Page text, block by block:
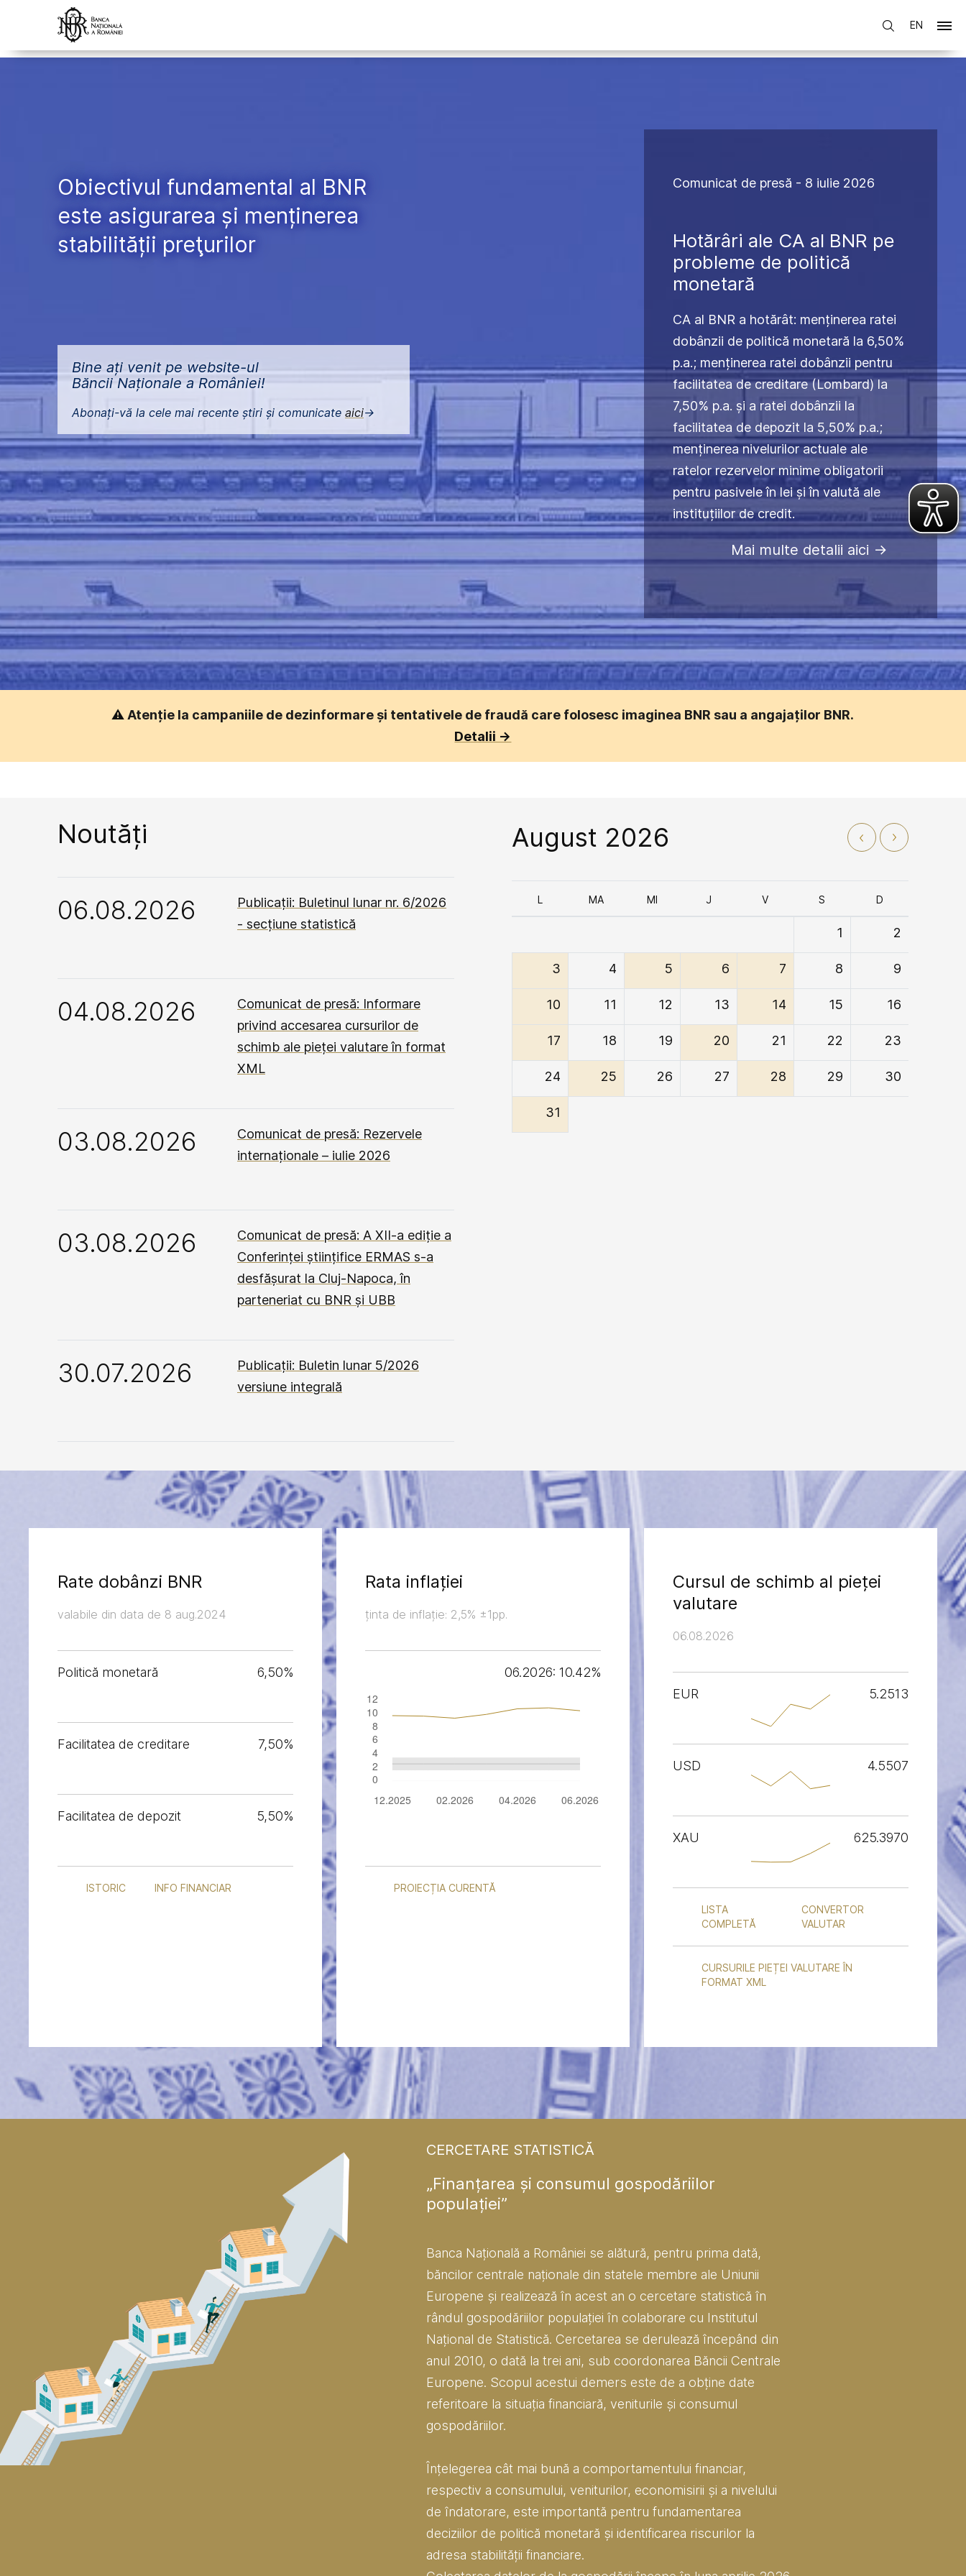
EN
Obiectivul fundamental al BNR
este asigurarea și menținerea
stabilității preţurilor
Bine ați venit pe website-ul
Băncii Naționale a României!
Abonați-vă la cele mai recente știri și comunicate aici->
Comunicat de presă - 8 iulie 2026
Hotărâri ale CA al BNR pe
probleme de politică
monetară
CA al BNR a hotărât: menținerea ratei
dobânzii de politică monetară la 6,50%
p.a.; menținerea ratei dobânzii pentru
facilitatea de creditare (Lombard) la
7,50% p.a. și a ratei dobânzii la
facilitatea de depozit la 5,50% p.a.;
menținerea nivelurilor actuale ale
ratelor rezervelor minime obligatorii
pentru pasivele în lei și în valută ale
instituțiilor de credit.
Mai multe detalii aici ->
⚠️ Atenție la campaniile de dezinformare și tentativele de fraudă care folosesc imaginea BNR sau a angajaților BNR.
Detalii ->
Noutăți
06.08.2026
Publicații: Buletinul lunar nr. 6/2026
- secțiune statistică
04.08.2026
Comunicat de presă: Informare
privind accesarea cursurilor de
schimb ale pieței valutare în format
XML
03.08.2026
Comunicat de presă: Rezervele
internaționale – iulie 2026
03.08.2026
Comunicat de presă: A XII-a ediție a
Conferinței științifice ERMAS s-a
desfășurat la Cluj-Napoca, în
parteneriat cu BNR și UBB
30.07.2026
Publicații: Buletin lunar 5/2026
versiune integrală
August 2026
L MA MI J V S D
1 2
3 4 5 6 7 8 9
10 11 12 13 14 15 16
17 18 19 20 21 22 23
24 25 26 27 28 29 30
31
Rate dobânzi BNR
valabile din data de 8 aug.2024
Politică monetară 6,50%
Facilitatea de creditare 7,50%
Facilitatea de depozit 5,50%
ISTORIC INFO FINANCIAR
Rata inflației
ținta de inflație: 2,5% ±1pp.
06.2026: 10.42%
PROIECȚIA CURENTĂ
Cursul de schimb al pieței
valutare
06.08.2026
EUR 5.2513
USD 4.5507
XAU 625.3970
LISTA
COMPLETĂ
CONVERTOR
VALUTAR
CURSURILE PIEȚEI VALUTARE ÎN
FORMAT XML
CERCETARE STATISTICĂ
„Finanțarea și consumul gospodăriilor
populației”
Banca Națională a României se alătură, pentru prima dată,
băncilor centrale naționale din statele membre ale Uniunii
Europene și realizează în acest an o cercetare statistică în
rândul gospodăriilor populației în colaborare cu Institutul
Național de Statistică. Cercetarea se derulează începând din
anul 2010, o dată la trei ani, sub coordonarea Băncii Centrale
Europene. Scopul acestui demers este de a obține date
referitoare la situația financiară, veniturile și consumul
gospodăriilor.
Înțelegerea cât mai bună a comportamentului financiar,
respectiv a consumului, veniturilor, economisirii și a nivelului
de îndatorare, este importantă pentru fundamentarea
deciziilor de politică monetară și identificarea riscurilor la
adresa stabilității financiare.